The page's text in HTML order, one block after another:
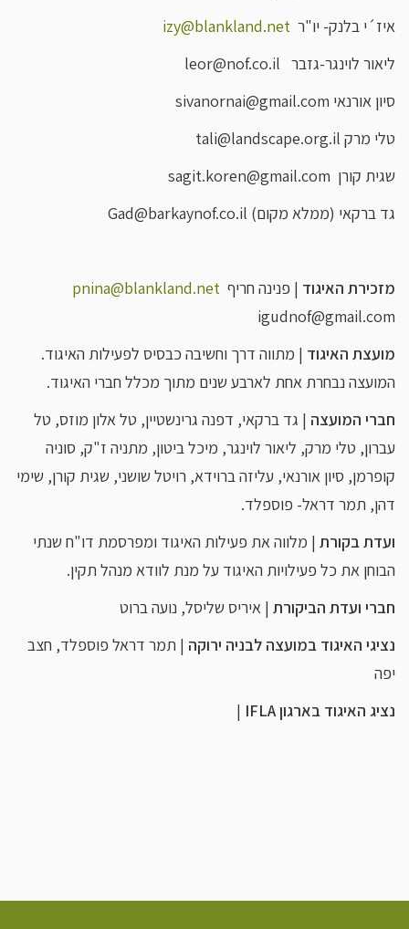
איז´י בלנק- יו"ר izy@blankland.net
ליאור לוינגר-גזבר leor@nof.co.il
סיון אורנאי sivanornai@gmail.com
טלי מרק tali@landscape.org.il
שגית קורן sagit.koren@gmail.com
גד ברקאי (ממלא מקום) Gad@barkaynof.co.il
מזכירת האיגוד | פנינה חריף pnina@blankland.net
igudnof@gmail.com
מועצת האיגוד | מתווה דרך וחשיבה כבסיס לפעילות האיגוד.
המועצה נבחרת אחת לארבע שנים מתוך מכלל חברי האיגוד.
חברי המועצה | גד ברקאי, דפנה גרינשטיין, טל אלון מוזס, טל
עברון, טלי מרק, ליאור לוינגר, מיכל ביטון, מתניה ז"ק, סוניה
קופרמן, סיון אורנאי, עליזה ברוידא, רויטל שושני, שגית קורן, שימי
דהן, תמר דראל- פוספלד.
ועדת בקורת | מלווה את פעילות האיגוד ומפרסמת דו"ח שנתי
הבוחן את כל פעילויות האיגוד על מנת לוודא מנהל תקין.
חברי ועדת הביקורת | איריס שליסל, נועה ברוט
נציגי האיגוד במועצה לבניה ירוקה | תמר דראל פוספלד, חצב
יפה
נציג האיגוד בארגון IFLA
|